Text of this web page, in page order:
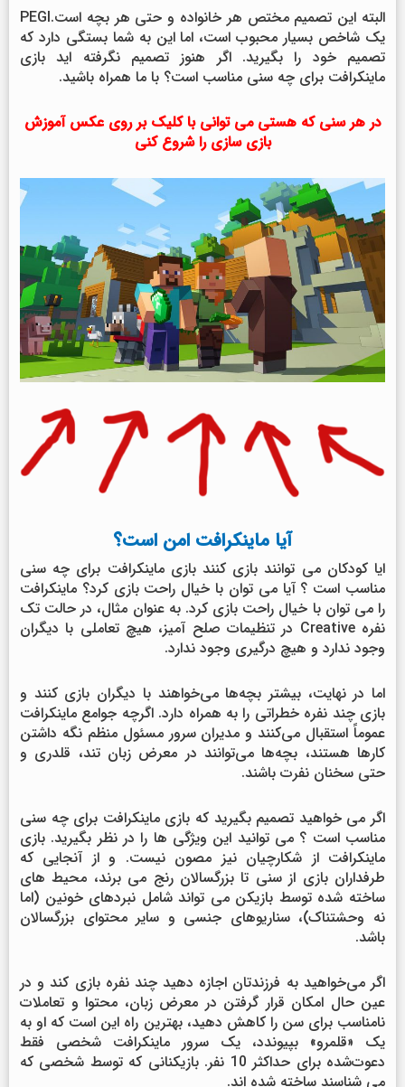
البته این تصمیم مختص هر خانواده و حتی هر بچه است.PEGI
یک شاخص بسیار محبوب است، اما این به شما بستگی دارد که
تصمیم خود را بگیرید. اگر هنوز تصمیم نگرفته اید بازی
ماینکرافت برای چه سنی مناسب است؟ با ما همراه باشید.
در هر سنی که هستی می توانی با کلیک بر روی عکس آموزش
بازی سازی را شروع کنی
آیا ماینکرافت امن است؟
ایا کودکان می توانند بازی کنند بازی ماینکرافت برای چه سنی
مناسب است ؟ آیا می توان با خیال راحت بازی کرد؟ ماینکرافت
را می توان با خیال راحت بازی کرد. به عنوان مثال، در حالت تک
نفره Creative در تنظیمات صلح آمیز، هیچ تعاملی با دیگران
وجود ندارد و هیچ درگیری وجود ندارد.
اما در نهایت، بیشتر بچه‌ها می‌خواهند با دیگران بازی کنند و
بازی چند نفره خطراتی را به همراه دارد. اگرچه جوامع ماینکرافت
عموماً استقبال می‌کنند و مدیران سرور مسئول منظم نگه داشتن
کارها هستند، بچه‌ها می‌توانند در معرض زبان تند، قلدری و
حتی سخنان نفرت باشند.
اگر می خواهید تصمیم بگیرید که بازی ماینکرافت برای چه سنی
مناسب است ؟ می توانید این ویژگی ها را در نظر بگیرید. بازی
ماینکرافت از شکارچیان نیز مصون نیست. و از آنجایی که
طرفداران بازی از سنی تا بزرگسالان رنج می برند، محیط های
ساخته شده توسط بازیکن می تواند شامل نبردهای خونین (اما
نه وحشتناک)، سناریوهای جنسی و سایر محتوای بزرگسالان
باشد.
اگر می‌خواهید به فرزندتان اجازه دهید چند نفره بازی کند و در
عین حال امکان قرار گرفتن در معرض زبان، محتوا و تعاملات
نامناسب برای سن را کاهش دهید، بهترین راه این است که او به
یک «قلمرو» بپیوندد، یک سرور ماینکرافت شخصی فقط
دعوت‌شده برای حداکثر 10 نفر. بازیکنانی که توسط شخصی که
می شناسند ساخته شده اند.